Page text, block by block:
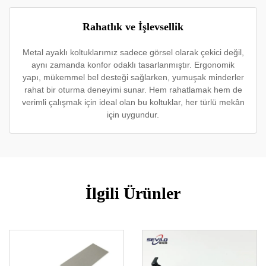
Rahatlık ve İşlevsellik
Metal ayaklı koltuklarımız sadece görsel olarak çekici değil,
aynı zamanda konfor odaklı tasarlanmıştır. Ergonomik
yapı, mükemmel bel desteği sağlarken, yumuşak minderler
rahat bir oturma deneyimi sunar. Hem rahatlamak hem de
verimli çalışmak için ideal olan bu koltuklar, her türlü mekân
için uygundur.
İlgili Ürünler